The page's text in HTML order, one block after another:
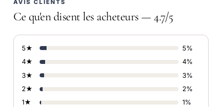
AVIS CLIENTS
Ce qu'en disent les acheteurs — 4.7/5
5★
5%
4★
4%
3★
3%
2★
2%
1★
1%